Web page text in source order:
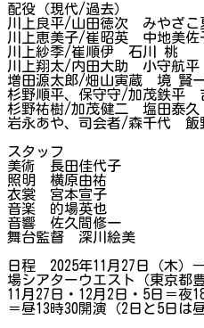
配役（現代/過去）
川上良平/山田徳次 みやざこ
川上恵美子/崔昭英 中地美佐
川上紗季/崔順伊 石川 桃
川上翔太/内田大助 小守航平
増田源太郎/畑山寅蔵 境 賢
杉野順平、保守守/加茂鉄平
杉野祐樹/加茂健二 塩田泰久
岩永あや、司会者/森千代 飯
スタッフ
美術 長田佳代子
照明 横原由祐
衣裳 宮本宣子
音楽 的場英也
音響 佐久間修一
舞台監督 深川絵美
日程 2025年11月27日（木）
場シアターウエスト（東京都
11月27日・12月2日・5日＝夜
＝昼13時30開演（2日と5日は